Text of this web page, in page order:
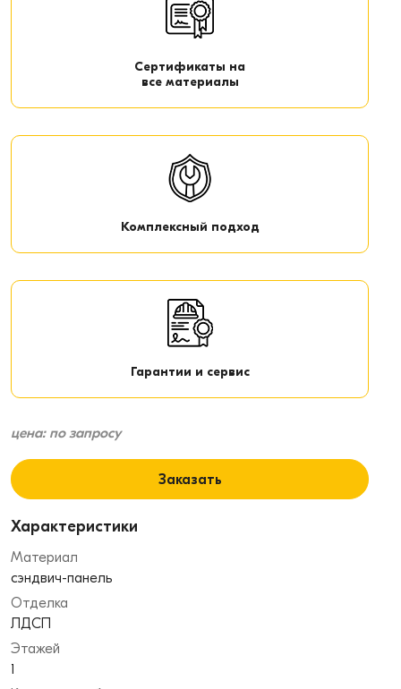
Сертификаты на
все материалы
Комплексный подход
Гарантии и сервис
цена: по запросу
Заказать
Характеристики
Материал
сэндвич-панель
Отделка
ЛДСП
Этажей
1